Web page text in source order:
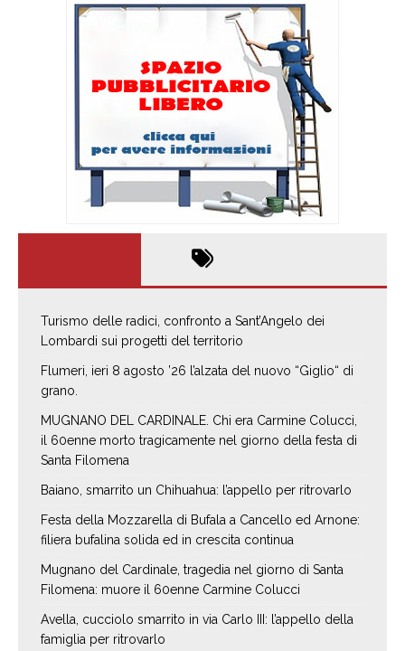
Turismo delle radici, confronto a Sant’Angelo dei
Lombardi sui progetti del territorio
Flumeri, ieri 8 agosto ’26 l’alzata del nuovo “Giglio“ di
grano.
MUGNANO DEL CARDINALE. Chi era Carmine Colucci,
il 60enne morto tragicamente nel giorno della festa di
Santa Filomena
Baiano, smarrito un Chihuahua: l’appello per ritrovarlo
Festa della Mozzarella di Bufala a Cancello ed Arnone:
filiera bufalina solida ed in crescita continua
Mugnano del Cardinale, tragedia nel giorno di Santa
Filomena: muore il 60enne Carmine Colucci
Avella, cucciolo smarrito in via Carlo III: l’appello della
famiglia per ritrovarlo